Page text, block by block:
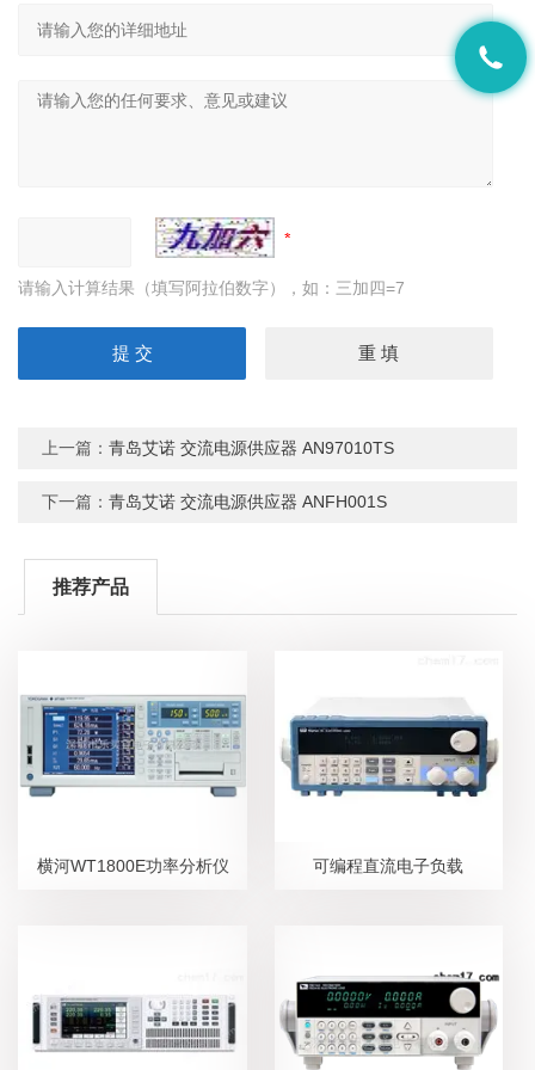
请输入计算结果（填写阿拉伯数字），如：三加四=7
上一篇：青岛艾诺 交流电源供应器 AN97010TS
下一篇：青岛艾诺 交流电源供应器 ANFH001S
推荐产品
横河WT1800E功率分析仪 可编程直流电子负载